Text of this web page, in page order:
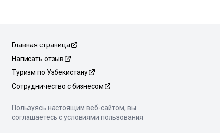
Главная страница
Написать отзыв
Туризм по Узбекистану
Сотрудничество с бизнесом
Пользуясь настоящим веб-сайтом, вы
соглашаетесь с условиями пользования